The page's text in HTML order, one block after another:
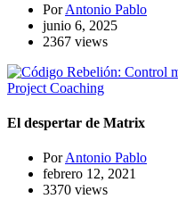
PorAntonio Pablo
junio 6, 2025
2367 views
Project Coaching
El despertar de Matrix
PorAntonio Pablo
febrero 12, 2021
3370 views